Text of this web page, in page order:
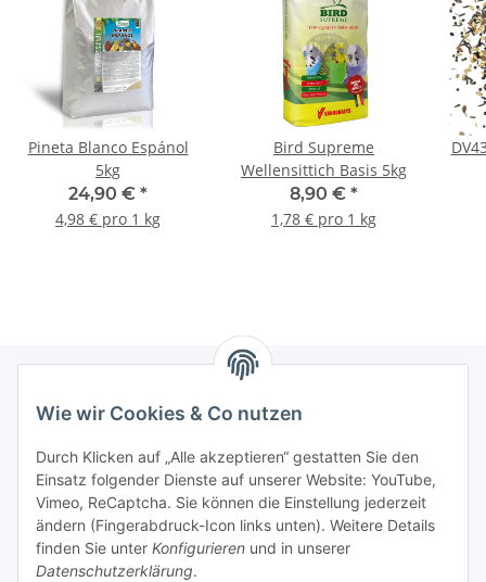
Wie wir Cookies & Co nutzen
Durch Klicken auf „Alle akzeptieren“ gestatten Sie den
Einsatz folgender Dienste auf unserer Website: YouTube,
Vimeo, ReCaptcha. Sie können die Einstellung jederzeit
ändern (Fingerabdruck-Icon links unten). Weitere Details
finden Sie unter Konfigurieren und in unserer
Datenschutzerklärung.
Pineta Blanco Espánol
5kg
24,90 € *
4,98 € pro 1 kg
Bird Supreme
Wellensittich Basis 5kg
8,90 € *
1,78 € pro 1 kg
Informationen
Gesetzliche Informationen
Mein Konto